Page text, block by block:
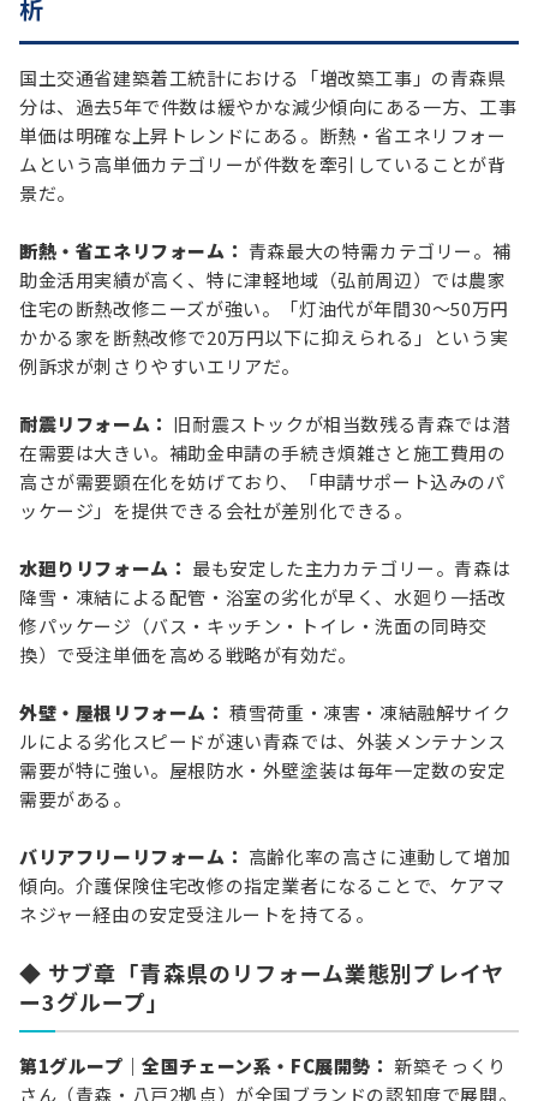
析
国土交通省建築着工統計における「増改築工事」の青森県
分は、過去5年で件数は緩やかな減少傾向にある一方、工事
単価は明確な上昇トレンドにある。断熱・省エネリフォー
ムという高単価カテゴリーが件数を牽引していることが背
景だ。
断熱・省エネリフォーム： 青森最大の特需カテゴリー。補
助金活用実績が高く、特に津軽地域（弘前周辺）では農家
住宅の断熱改修ニーズが強い。「灯油代が年間30〜50万円
かかる家を断熱改修で20万円以下に抑えられる」という実
例訴求が刺さりやすいエリアだ。
耐震リフォーム： 旧耐震ストックが相当数残る青森では潜
在需要は大きい。補助金申請の手続き煩雑さと施工費用の
高さが需要顕在化を妨げており、「申請サポート込みのパ
ッケージ」を提供できる会社が差別化できる。
水廻りリフォーム： 最も安定した主力カテゴリー。青森は
降雪・凍結による配管・浴室の劣化が早く、水廻り一括改
修パッケージ（バス・キッチン・トイレ・洗面の同時交
換）で受注単価を高める戦略が有効だ。
外壁・屋根リフォーム： 積雪荷重・凍害・凍結融解サイク
ルによる劣化スピードが速い青森では、外装メンテナンス
需要が特に強い。屋根防水・外壁塗装は毎年一定数の安定
需要がある。
バリアフリーリフォーム： 高齢化率の高さに連動して増加
傾向。介護保険住宅改修の指定業者になることで、ケアマ
ネジャー経由の安定受注ルートを持てる。
◆ サブ章「青森県のリフォーム業態別プレイヤ
ー3グループ」
第1グループ｜全国チェーン系・FC展開勢： 新築そっくり
さん（青森・八戸2拠点）が全国ブランドの認知度で展開。